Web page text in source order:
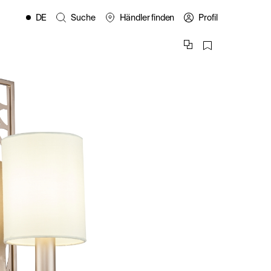
DE Suche Händler finden Profil